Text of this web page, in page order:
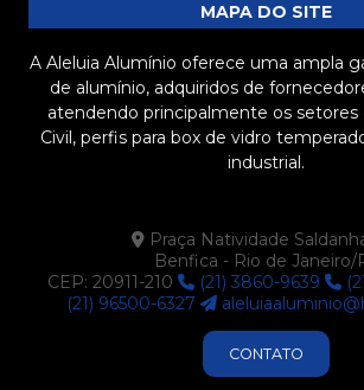
MAPA DO SITE
A Aleluia Alumínio oferece uma ampla
de alumínio, adquiridos de
atendendo principalmente os setores
Civil, perfis para box de vidro
industrial.
Praça Natividade
Benfica - Rio de Janeiro/
CEP: 20911-210
(21) 3860-9639
(21) 96500-6327
CONTATO